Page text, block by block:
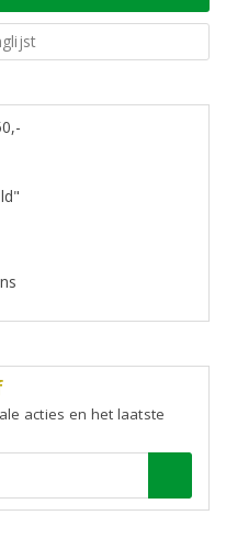
acties en het laatste